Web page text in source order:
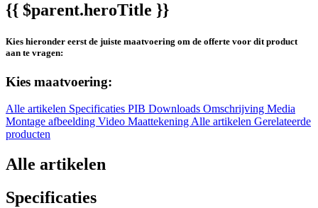
{{ $parent.heroTitle }}
Kies hieronder eerst de juiste maatvoering om de offerte voor dit product
aan te vragen:
Kies maatvoering:
Alle artikelen Specificaties PIB Downloads Omschrijving Media
Montage afbeelding Video MaattekeningAlle artikelen Gerelateerde
producten
Alle artikelen
Specificaties